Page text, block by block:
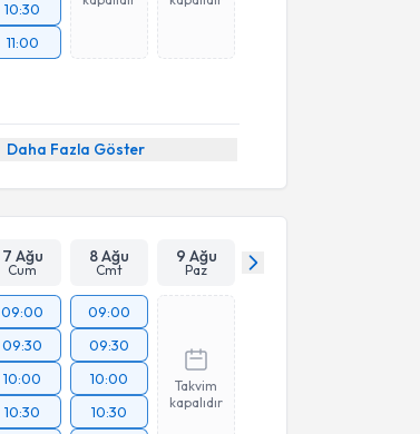
10:30
11:00
Daha Fazla Göster
7 Ağu
Cum
8 Ağu
Cmt
9 Ağu
Paz
09:00
09:30
10:00
10:30
09:00
09:30
10:00
10:30
Takvim
kapalıdır